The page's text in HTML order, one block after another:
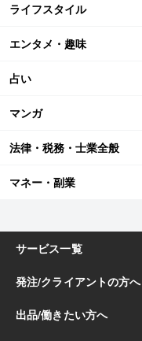
ライフスタイル
エンタメ・趣味
占い
マンガ
法律・税務・士業全般
マネー・副業